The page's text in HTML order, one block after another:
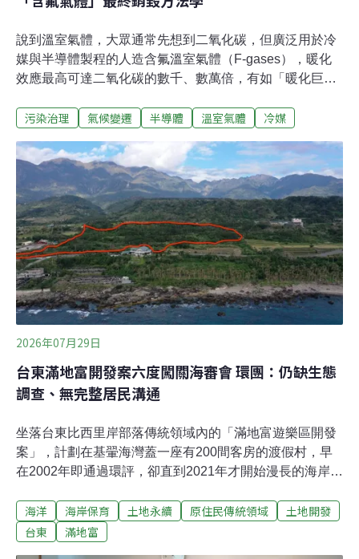
說到溫室氣體，大眾通常先想到二氧化碳，但廣泛用於冷
媒與半導體製程的人造含氟溫室氣體（F-gases），暖化
效應最高可達二氧化碳的數千、數萬倍，有如「暖化巨
自願減量方法學草案進行審查，決議提案單位台灣碳捕存
確保氣體是真正被破壞而非僅是被稀釋，再送大會討論。
含氟氣體若無銷毀 仍會逸散至大氣溫室氣體種類多樣，除
了大眾熟知的二氧化碳，還有許多高暖化潛勢（GWP）氣
體，人造含氟溫室氣體便是其中之一，在大氣中穩定且壽
命長，暖化效應是二氧化碳的數千至數萬倍。
污染治理 氣候變遷 半導體 溫室氣體 冷媒
2026年07月29日
台東滿地富開發案六度闖關海審會 環團：仍缺生態
調查、無完整居民溝通
坐落台東比西里岸部落傳統領域內的「滿地富遊樂區開發
案」，計劃在基翬海灣蓋一座有200間客房的渡假村，早
在2002年即通過環評，卻直到2021年才開始漫長的海岸管
關海岸管理審議會，會議仍無結論，當地部落青年與環團
認為，開發商6年來一審再審，始終缺乏居民溝通與完整
海洋 海岸保育 土地永續 原住民傳統領域
土地開發
台東
滿地富